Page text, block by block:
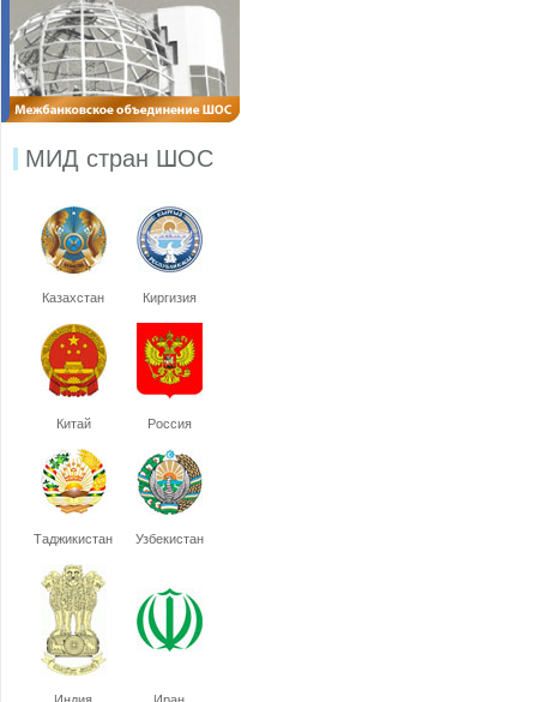
МИД стран ШОС
Казахстан Киргизия
Китай Россия
Таджикистан Узбекистан